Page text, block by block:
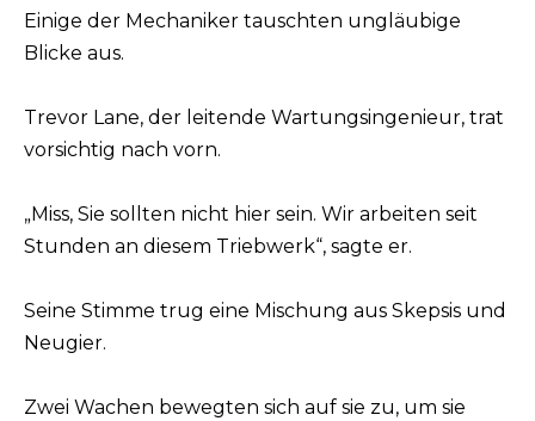
Einige der Mechaniker tauschten ungläubige
Blicke aus.
Trevor Lane, der leitende Wartungsingenieur, trat
vorsichtig nach vorn.
„Miss, Sie sollten nicht hier sein. Wir arbeiten seit
Stunden an diesem Triebwerk“, sagte er.
Seine Stimme trug eine Mischung aus Skepsis und
Neugier.
Zwei Wachen bewegten sich auf sie zu, um sie